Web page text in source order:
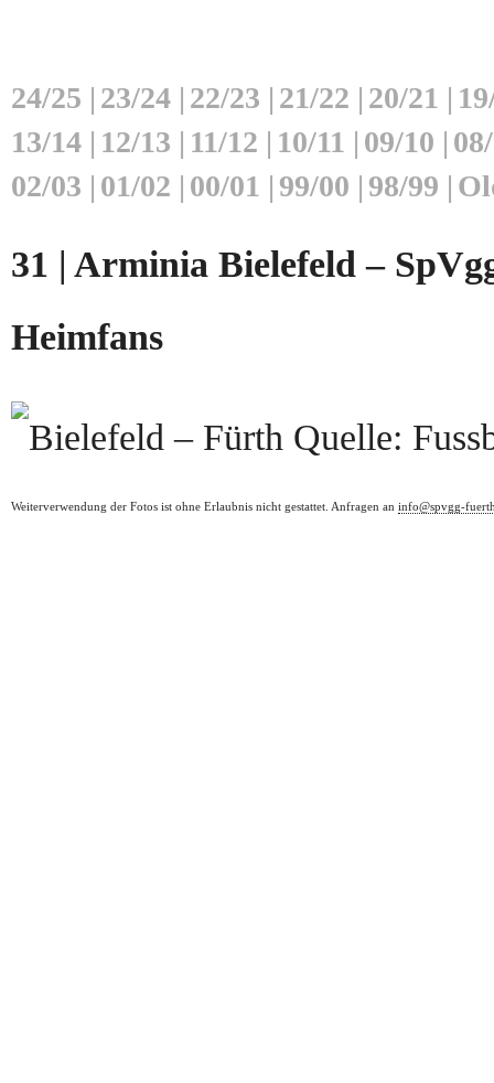
24/25 | 23/24 | 22/23 | 21/22 | 20/21 |
13/14 | 12/13 | 11/12 | 10/11 | 09/10 |
02/03 | 01/02 | 00/01 | 99/00 | 98/99 |
31 | Arminia Bielefeld –
Heimfans
Quelle:
Weiterverwendung der Fotos ist ohne Erlaubnis nicht gestattet. Anfragen an info@spvgg-